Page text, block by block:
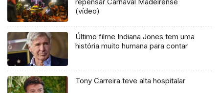
repensar Carnaval Madeirense
(vídeo)
Último filme Indiana Jones tem uma
história muito humana para contar
Tony Carreira teve alta hospitalar